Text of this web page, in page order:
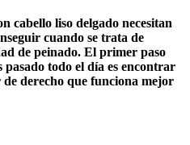
cabello liso delgado necesitan
cuando se trata de
de peinado. El primer paso
pasado todo el día es encontrar
derecho que funciona mejor